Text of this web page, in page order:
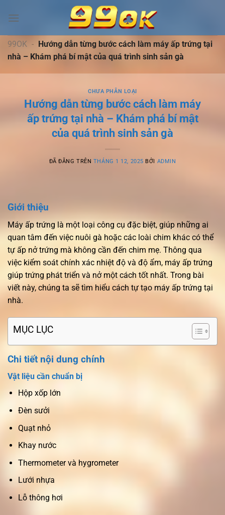
đến
dung99OK - Hướng dẫn từng bước cách làm máy ấp trứng tại
nhà – Khám phá bí mật của quá trình sinh sản gà
CHƯA PHÂN LOẠI
Hướng dẫn từng bước cách làm máy
ấp trứng tại nhà – Khám phá bí mật
của quá trình sinh sản gà
ĐÃ ĐĂNG TRÊN THÁNG 1 12, 2025 BỞI ADMIN
Giới thiệu
Máy ấp trứng là một loại công cụ đặc biệt, giúp những ai
quan tâm đến việc nuôi gà hoặc các loài chim khác có thể
tự ấp nở trứng mà không cần đến chim mẹ. Thông qua
việc kiểm soát chính xác nhiệt độ và độ ẩm, máy ấp trứng
giúp trứng phát triển và nở một cách tốt nhất. Trong bài
viết này, chúng ta sẽ tìm hiểu cách tự tạo máy ấp trứng tại
nhà.
MỤC LỤC
Chi tiết nội dung chính
Vật liệu cần chuẩn bị
Hộp xốp lớn
Đèn sưởi
Quạt nhỏ
Khay nước
Thermometer và hygrometer
Lưới nhựa
Lỗ thông hơi